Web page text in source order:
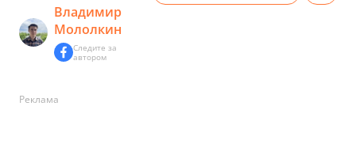
Владимир
Мололкин
Следите за
автором
Реклама